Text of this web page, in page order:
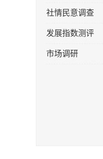
社情民意调查
发展指数测评
市场调研